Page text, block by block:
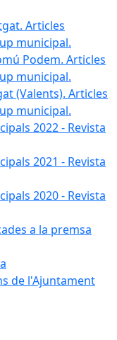
Articles
municipal.
Podem. Articles
municipal.
(Valents). Articles
municipal.
2022 - Revista
2021 - Revista
2020 - Revista
a la premsa
de l'Ajuntament